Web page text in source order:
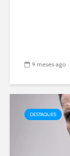
9 meses ago
DESTAQUES